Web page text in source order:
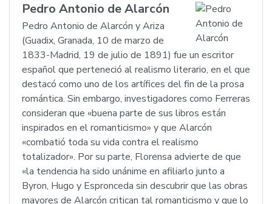
Pedro Antonio de Alarcón
Pedro Antonio de Alarcón y Ariza
(Guadix, Granada, 10 de marzo de
1833-Madrid, 19 de julio de 1891) fue un escritor
español que perteneció al realismo literario, en el que
destacó como uno de los artífices del fin de la prosa
romántica. Sin embargo, investigadores como Ferreras
consideran que «buena parte de sus libros están
inspirados en el romanticismo» y que Alarcón
«combatió toda su vida contra el realismo
totalizador». Por su parte, Florensa advierte de que
«la tendencia ha sido unánime en afiliarlo junto a
Byron, Hugo y Espronceda sin descubrir que las obras
mayores de Alarcón critican tal romanticismo y que lo